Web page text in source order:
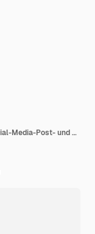
Bau- und Hausrenovierungsdienste Social-Media-Post- und Web-Banner-Design-Vorlage